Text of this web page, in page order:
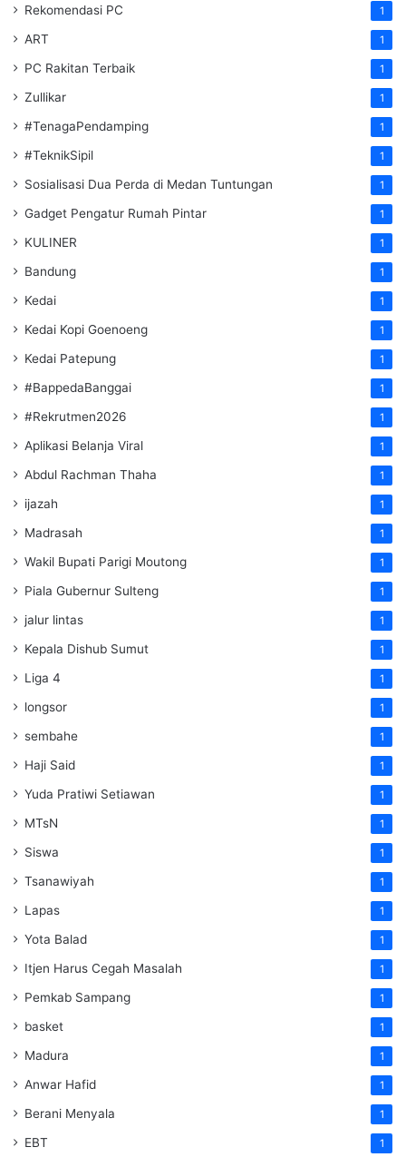
Rekomendasi PC 1
ART 1
PC Rakitan Terbaik 1
Zullikar 1
#TenagaPendamping 1
#TeknikSipil 1
Sosialisasi Dua Perda di Medan Tuntungan 1
Gadget Pengatur Rumah Pintar 1
KULINER 1
Bandung 1
Kedai 1
Kedai Kopi Goenoeng 1
Kedai Patepung 1
#BappedaBanggai 1
#Rekrutmen2026 1
Aplikasi Belanja Viral 1
Abdul Rachman Thaha 1
ijazah 1
Madrasah 1
Wakil Bupati Parigi Moutong 1
Piala Gubernur Sulteng 1
jalur lintas 1
Kepala Dishub Sumut 1
Liga 4 1
longsor 1
sembahe 1
Haji Said 1
Yuda Pratiwi Setiawan 1
MTsN 1
Siswa 1
Tsanawiyah 1
Lapas 1
Yota Balad 1
Itjen Harus Cegah Masalah 1
Pemkab Sampang 1
basket 1
Madura 1
Anwar Hafid 1
Berani Menyala 1
EBT 1